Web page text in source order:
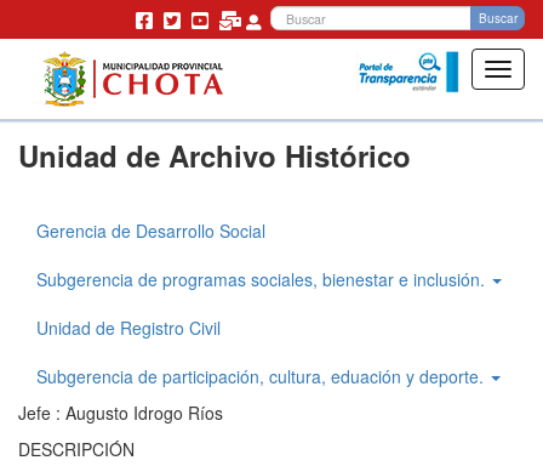
Pasar
Buscar
Unidad de Archivo Histórico
Gerencia
Desarrollo
Social
Gerencia de Desarrollo Social
Subgerencia de programas sociales, bienestar e inclusión.
Unidad de Registro Civil
Subgerencia de participación, cultura, eduación y deporte.
Jefe : Augusto Idrogo Ríos
DESCRIPCIÓN